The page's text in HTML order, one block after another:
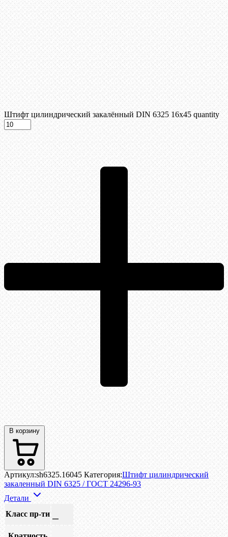
Штифт цилиндрический закалённый DIN 6325 16х45 quantity
В корзину
Артикул:sh6325.16045 Категория:Штифт цилиндрический
закаленный DIN 6325 / ГОСТ 24296-93
Детали
Класс пр-ти —